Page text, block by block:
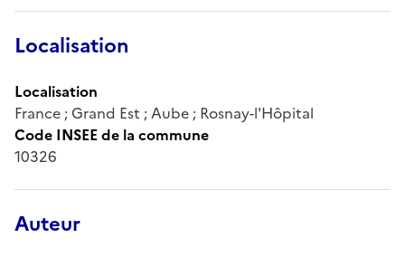
Localisation
Localisation
France ; Grand Est ; Aube ; Rosnay-l'Hôpital
Code INSEE de la commune
10326
Auteur